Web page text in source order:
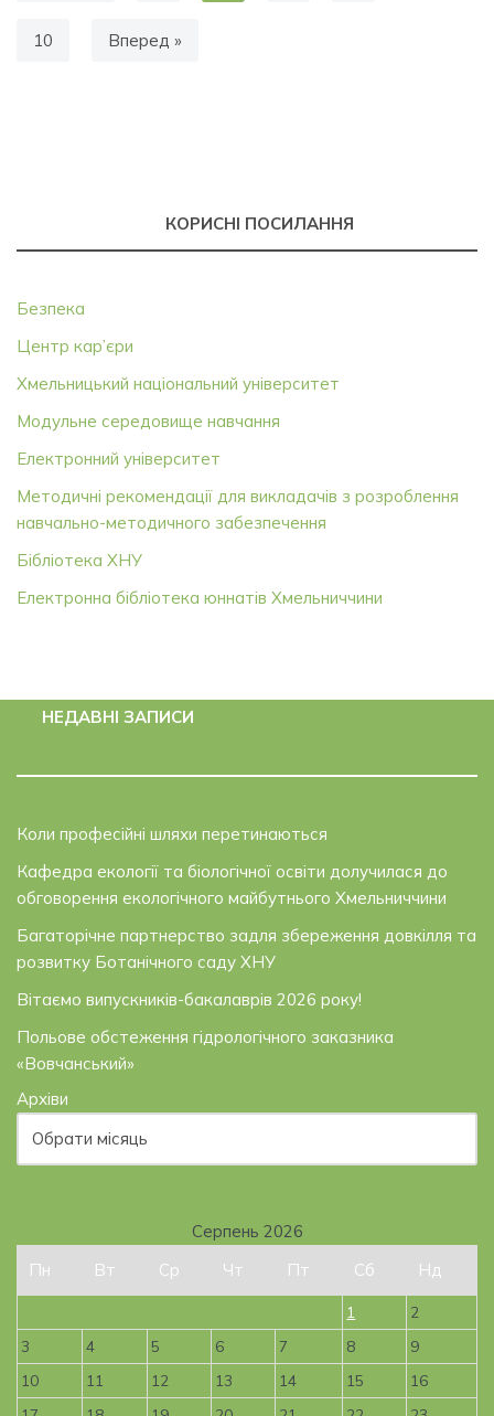
10 Вперед »
КОРИСНІ ПОСИЛАННЯ
Безпека
Центр кар’єри
Хмельницький національний університет
Модульне середовище навчання
Електронний університет
Методичні рекомендації для викладачів з розроблення
навчально-методичного забезпечення
Бібліотека ХНУ
Електронна бібліотека юннатів Хмельниччини
НЕДАВНІ ЗАПИСИ
Коли професійні шляхи перетинаються
Кафедра екології та біологічної освіти долучилася до
обговорення екологічного майбутнього Хмельниччини
Багаторічне партнерство задля збереження довкілля та
розвитку Ботанічного саду ХНУ
Вітаємо випускників-бакалаврів 2026 року!
Польове обстеження гідрологічного заказника
«Вовчанський»
Архіви
Серпень 2026
Пн
Вт Ср Чт Пт Сб Нд
1
2
3
4 5 6 7 8
9
10
11 12 13 14 15
16